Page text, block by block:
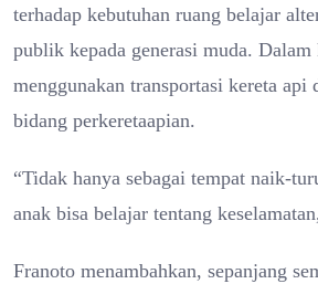
terhadap kebutuhan ruang belajar
publik kepada generasi muda.
menggunakan transportasi kereta
bidang perkeretaapian.
“Tidak hanya sebagai tempat naik-
anak bisa belajar tentang
Franoto menambahkan, sepanjang